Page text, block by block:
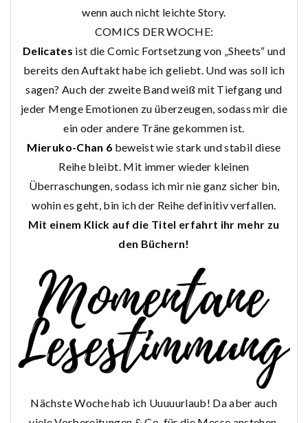
wenn auch nicht leichte Story.
COMICS DER WOCHE:
Delicates ist die Comic Fortsetzung von „Sheets“ und
bereits den Auftakt habe ich geliebt. Und was soll ich
sagen? Auch der zweite Band weiß mit Tiefgang und
jeder Menge Emotionen zu überzeugen, sodass mir die
ein oder andere Träne gekommen ist.
Mieruko-Chan 6 beweist wie stark und stabil diese
Reihe bleibt. Mit immer wieder kleinen
Überraschungen, sodass ich mir nie ganz sicher bin,
wohin es geht, bin ich der Reihe definitiv verfallen.
Mit einem Klick auf die Titel erfahrt ihr mehr zu
den Büchern!
Nächste Woche hab ich Uuuuurlaub! Da aber auch